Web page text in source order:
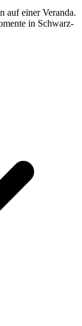
auf einer Veranda.
in Schwarz-